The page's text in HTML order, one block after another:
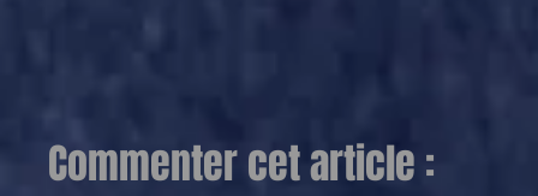
Commenter cet article :